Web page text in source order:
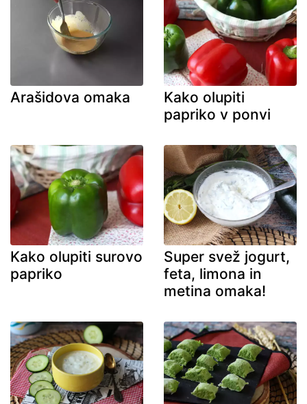
Arašidova omaka
Kako olupiti
papriko v ponvi
Kako olupiti surovo
papriko
Super svež jogurt,
feta, limona in
metina omaka!